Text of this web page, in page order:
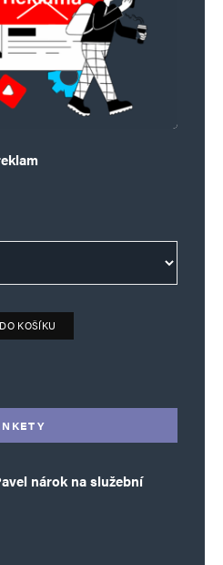
Kč
množství
KOŠÍKU
nárok na služební